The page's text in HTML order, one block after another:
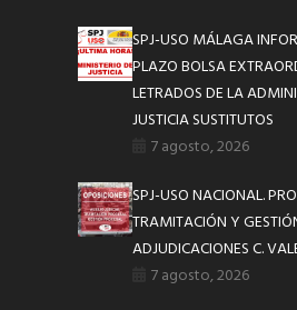
SPJ-USO MÁLAGA
PLAZO BOLSA
LETRADOS DE LA
JUSTICIA SUSTITUTOS
7 agosto, 2026
SPJ-USO NACIONAL.
TRAMITACIÓN Y
ADJUDICACIONES C.
7 agosto, 2026